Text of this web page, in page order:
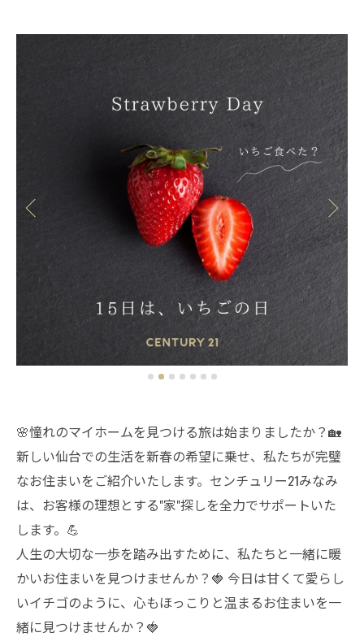
🌸憧れのマイホームを見つける旅は始まりましたか？🏡
新しい仙台での生活を新春の希望に乗せ、私たちが完璧
なお住まいをご紹介いたします。センチュリー21みなみ
は、お客様の理想とする"家"探しを全力でサポートいた
します。💪
人生の大切な一歩を踏み出すために、私たちと一緒に暖
かいお住まいを見つけませんか？🍓 今日は甘くて愛らし
いイチゴのように、心もほっこりと温まるお住まいを一
緒に見つけませんか？🍓